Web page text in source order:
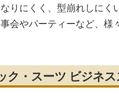
りにくく、型崩れしにく
会やパーティーなど、様
ク・スーツ ビジネ